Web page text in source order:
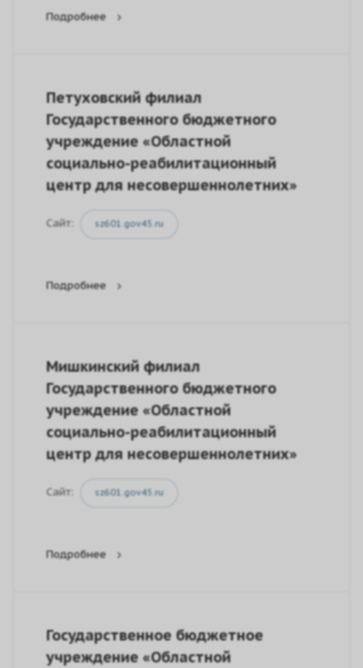
Подробнее
Петуховский филиал
Государственного бюджетного
учреждение «Областной
социально-реабилитационный
центр для несовершеннолетних»
Сайт: sz601.gov45.ru
Подробнее
Мишкинский филиал
Государственного бюджетного
учреждение «Областной
социально-реабилитационный
центр для несовершеннолетних»
Сайт: sz601.gov45.ru
Подробнее
Государственное бюджетное
учреждение «Областной